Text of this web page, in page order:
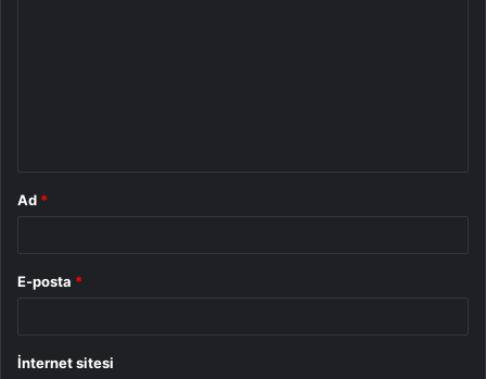
Ad *
E-posta *
İnternet sitesi